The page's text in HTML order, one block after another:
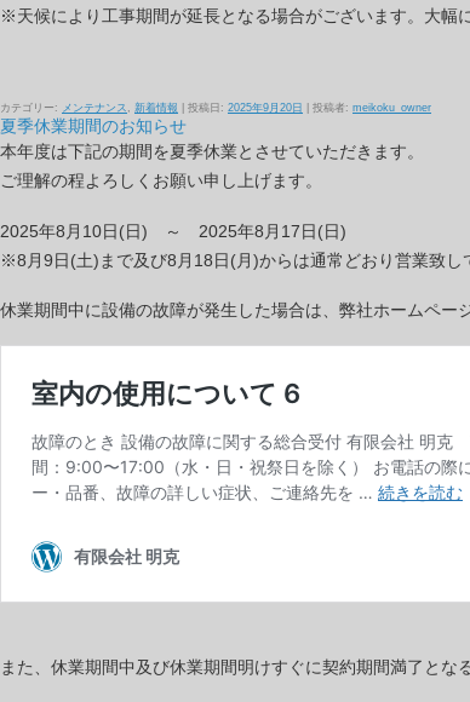
※天候により工事期間が延長となる場合がございます。大幅
カテゴリー: メンテナンス , 新着情報 | 投稿日: 2025年9月20日 投稿者: meikoku_owner
夏季休業期間のお知らせ
本年度は下記の期間を夏季休業とさせていただきます。
ご理解の程よろしくお願い申し上げます。
2025年8月10日(日) ～ 2025年8月17日(日)
※8月9日(土)まで及び8月18日(月)からは通常どおり営業致し
休業期間中に設備の故障が発生した場合は、弊社ホームペ
また、休業期間中及び休業期間明けすぐに契約期間満了とな